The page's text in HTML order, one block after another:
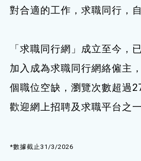
對合適的工作，求職同行，自
「求職同行網」成立至今，
加入成為求職同行網絡僱主
個職位空缺，瀏覽次數超過
歡迎網上招聘及求職平台之一
*數據截止31/3/2026